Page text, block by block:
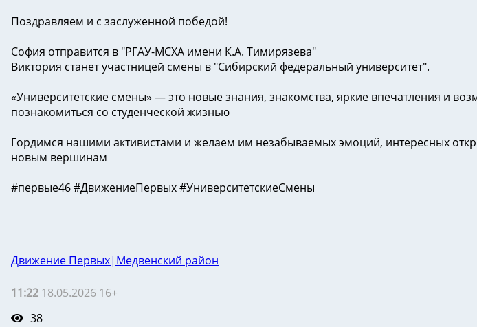
Поздравляем и с заслуженной победой!
София отправится в "РГАУ-МСХА имени К.А. Тимирязева"
Виктория станет участницей смены в "Сибирский федеральный университет".
«Университетские смены» — это новые знания, знакомства, яркие впечатления и
познакомиться со студенческой жизнью
Гордимся нашими активистами и желаем им незабываемых эмоций, интересных
новым вершинам
#первые46 #ДвижениеПервых #УниверситетскиеСмены
Движение Первых|Медвенский район
11:22 18.05.2026 16+
38